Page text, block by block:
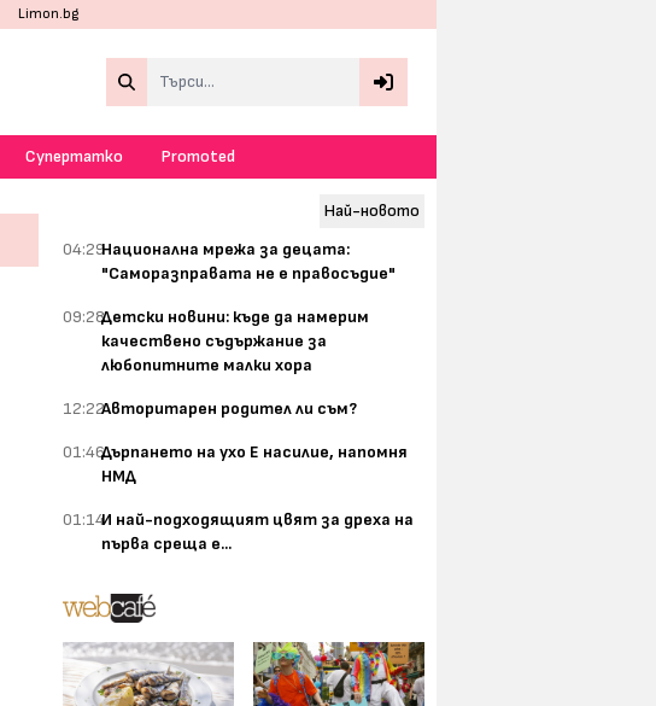
Limon.bg
Супертатко Promoted
Най-новото
04:29Национална мрежа за децата:
"Саморазправата не е правосъдие"
09:28Детски новини: къде да намерим
качествено съдържание за
любопитните малки хора
12:22Авторитарен родител ли съм?
01:46Дърпането на ухо Е насилие, напомня
НМД
01:14И най-подходящият цвят за дреха на
първа среща е...